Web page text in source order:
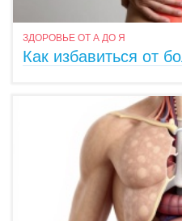
ЗДОРОВЬЕ ОТ А ДО Я
Как избавиться от